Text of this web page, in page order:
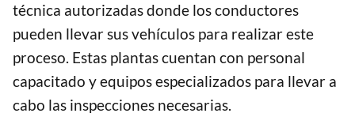
técnica autorizadas donde los conductores
pueden llevar sus vehículos para realizar este
proceso. Estas plantas cuentan con personal
capacitado y equipos especializados para llevar a
cabo las inspecciones necesarias.